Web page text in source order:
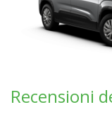
Recensioni